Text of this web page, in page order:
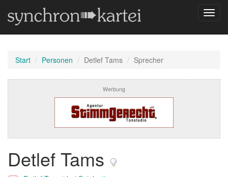
Start Personen Detlef Tams Sprecher
Werbung
Detlef Tams